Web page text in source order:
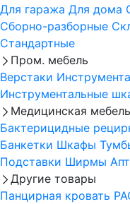
Для гаража Для дома
Сборно-разборные
Стандартные
Пром. мебель
Верстаки
Инструментальные
Медицинская мебель
Бактерицидные
Банкетки Шкафы
Подставки Ширмы
Другие товары
Панцирная кровать